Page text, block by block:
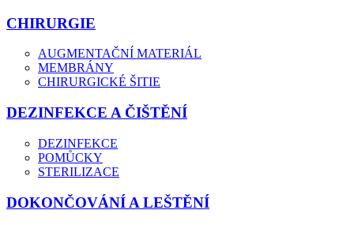
CHIRURGIE
AUGMENTAČNÍ MATERIÁL
MEMBRÁNY
CHIRURGICKÉ ŠITIE
DEZINFEKCE A ČIŠTĚNÍ
DEZINFEKCE
POMŮCKY
STERILIZACE
DOKONČOVÁNÍ A LEŠTĚNÍ